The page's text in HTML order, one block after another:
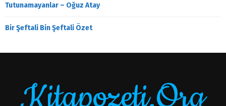
Tutunamayanlar – Oğuz Atay
Bir Şeftali Bin Şeftali Özet